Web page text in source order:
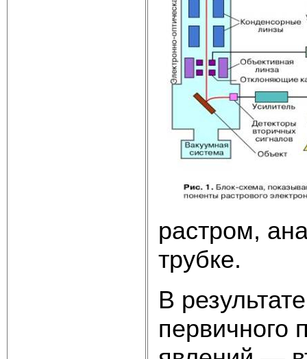
растром,
трубке.
В
первичного